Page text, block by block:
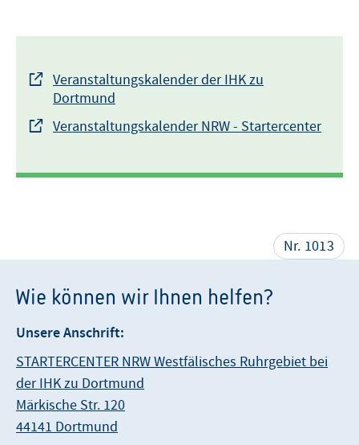
Veranstaltungskalender der IHK zu
Dortmund
Veranstaltungskalender NRW - Startercenter
Nr. 1013
Wie können wir Ihnen helfen?
Unsere Anschrift:
STARTERCENTER NRW Westfälisches Ruhrgebiet bei
der IHK zu Dortmund
Märkische Str. 120
44141 Dortmund